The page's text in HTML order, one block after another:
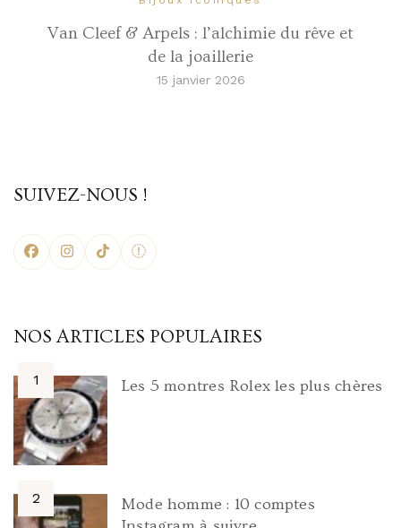
Van Cleef & Arpels : l’alchimie du rêve et
de la joaillerie
15 janvier 2026
SUIVEZ-NOUS !
NOS ARTICLES POPULAIRES
Les 5 montres Rolex les plus chères
Mode homme : 10 comptes